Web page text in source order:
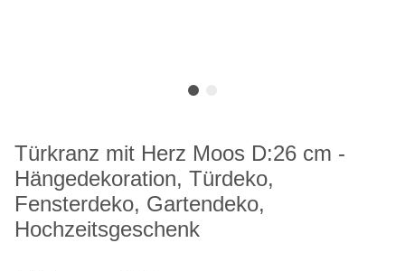
Türkranz mit Herz Moos D:26 cm -
Hängedekoration, Türdeko,
Fensterdeko, Gartendeko,
Hochzeitsgeschenk